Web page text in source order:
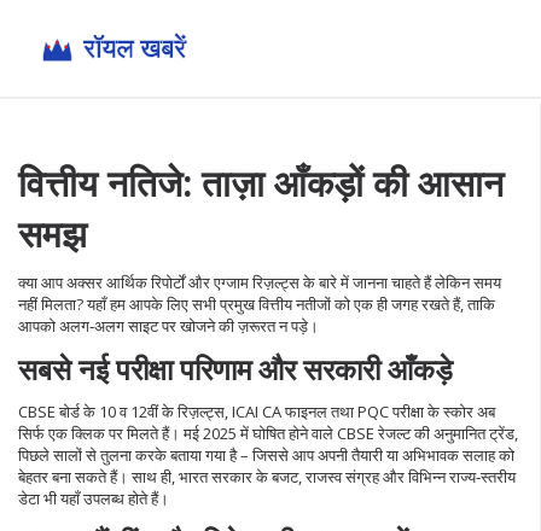
वित्तीय नतिजे: ताज़ा आँकड़ों की आसान
समझ
क्या आप अक्सर आर्थिक रिपोर्टों और एग्जाम रिज़ल्ट्स के बारे में जानना चाहते हैं लेकिन समय
नहीं मिलता? यहाँ हम आपके लिए सभी प्रमुख वित्तीय नतीजों को एक ही जगह रखते हैं, ताकि
आपको अलग‑अलग साइट पर खोजने की ज़रूरत न पड़े।
सबसे नई परीक्षा परिणाम और सरकारी आँकड़े
CBSE बोर्ड के 10 व 12वीं के रिज़ल्ट्स, ICAI CA फाइनल तथा PQC परीक्षा के स्कोर अब
सिर्फ एक क्लिक पर मिलते हैं। मई 2025 में घोषित होने वाले CBSE रेजल्ट की अनुमानित ट्रेंड,
पिछले सालों से तुलना करके बताया गया है – जिससे आप अपनी तैयारी या अभिभावक सलाह को
बेहतर बना सकते हैं। साथ ही, भारत सरकार के बजट, राजस्व संग्रह और विभिन्न राज्य‑स्तरीय
डेटा भी यहाँ उपलब्ध होते हैं।